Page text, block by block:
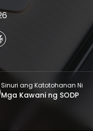
Sinuri ang Katotohanan Ni
Mga Kawani ng SODP